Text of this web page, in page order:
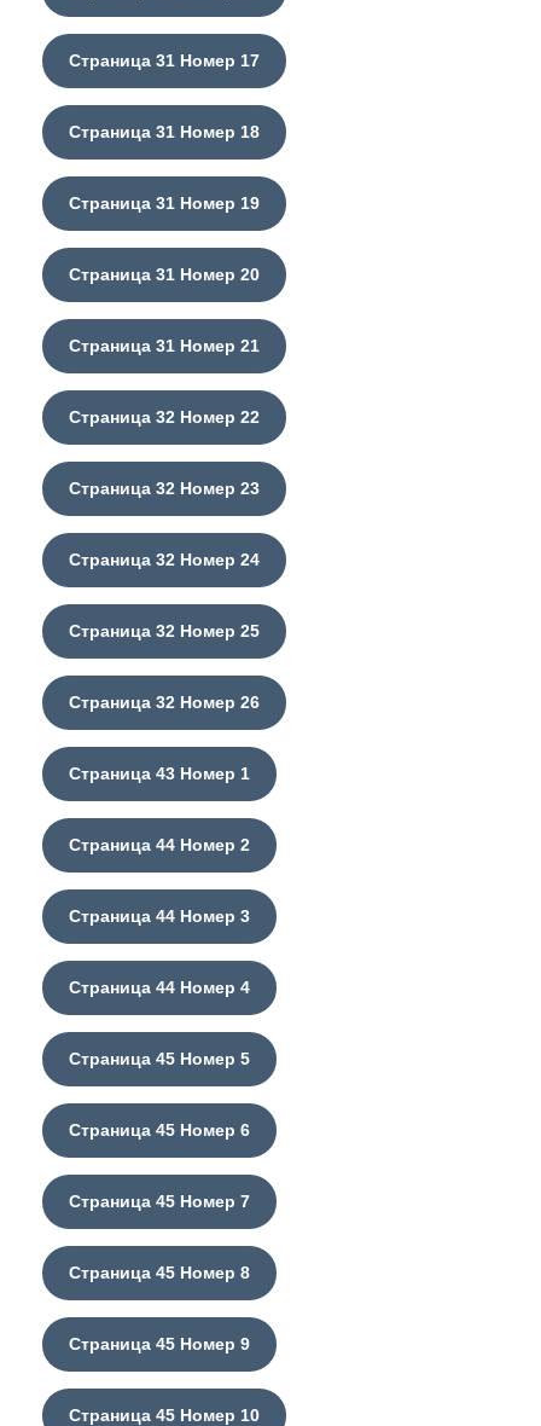
Страница 31 Номер 17
Страница 31 Номер 18
Страница 31 Номер 19
Страница 31 Номер 20
Страница 31 Номер 21
Страница 32 Номер 22
Страница 32 Номер 23
Страница 32 Номер 24
Страница 32 Номер 25
Страница 32 Номер 26
Страница 43 Номер 1
Страница 44 Номер 2
Страница 44 Номер 3
Страница 44 Номер 4
Страница 45 Номер 5
Страница 45 Номер 6
Страница 45 Номер 7
Страница 45 Номер 8
Страница 45 Номер 9
Страница 45 Номер 10